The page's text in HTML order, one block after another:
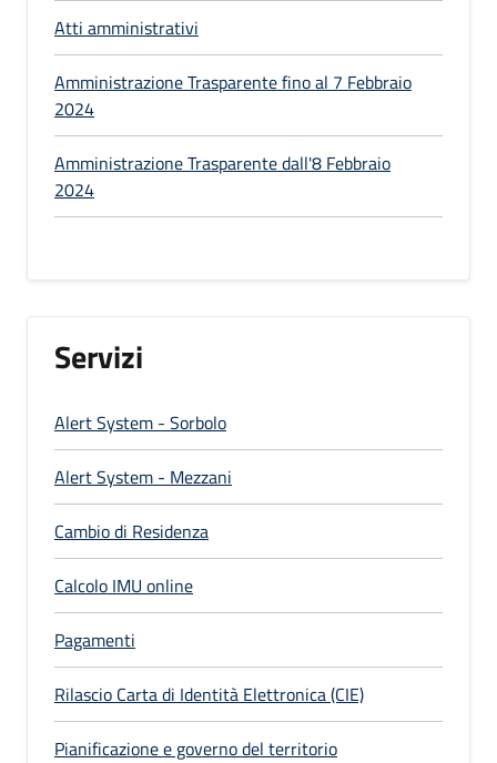
Atti amministrativi
Amministrazione Trasparente fino al 7 Febbraio
2024
Amministrazione Trasparente dall'8 Febbraio
2024
Servizi
Alert System - Sorbolo
Alert System - Mezzani
Cambio di Residenza
Calcolo IMU online
Pagamenti
Rilascio Carta di Identità Elettronica (CIE)
Pianificazione e governo del territorio